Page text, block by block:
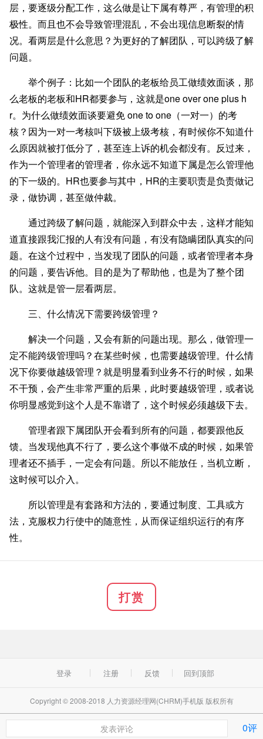
层，要逐级分配工作，这么做是让下属有尊严，有管理的积
极性。而且也不会导致管理混乱，不会出现信息断裂的情
况。看两层是什么意思？为更好的了解团队，可以跨级了解
问题。
举个例子：比如一个团队的老板给员工做绩效面谈，那
么老板的老板和HR都要参与，这就是one over one plus h
r。为什么做绩效面谈要避免 one to one（一对一）的考
核？因为一对一考核叫下级被上级考核，有时候你不知道什
么原因就被打低分了，甚至连上诉的机会都没有。反过来，
作为一个管理者的管理者，你永远不知道下属是怎么管理他
的下一级的。HR也要参与其中，HR的主要职责是负责做记
录，做协调，甚至做仲裁。
通过跨级了解问题，就能深入到群众中去，这样才能知
道直接跟我汇报的人有没有问题，有没有隐瞒团队真实的问
题。在这个过程中，当发现了团队的问题，或者管理者本身
的问题，要告诉他。目的是为了帮助他，也是为了整个团
队。这就是管一层看两层。
三、什么情况下需要跨级管理？
解决一个问题，又会有新的问题出现。那么，做管理一
定不能跨级管理吗？在某些时候，也需要越级管理。什么情
况下你要做越级管理？就是明显看到业务不行的时候，如果
不干预，会产生非常严重的后果，此时要越级管理，或者说
你明显感觉到这个人是不靠谱了，这个时候必须越级下去。
管理者跟下属团队开会看到所有的问题，都要跟他反
馈。当发现他真不行了，要么这个事做不成的时候，如果管
理者还不插手，一定会有问题。所以不能放任，当机立断，
这时候可以介入。
所以管理是有套路和方法的，要通过制度、工具或方
法，克服权力行使中的随意性，从而保证组织运行的有序
性。
打赏
发表评论 0评
登录 注册 反馈 回到顶部
Copyright © 2008-2018 人力资源经理网(CHRM)手机版 版权所有